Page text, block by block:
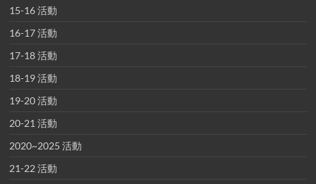
15-16 活動
16-17 活動
17-18 活動
18-19 活動
19-20 活動
20-21 活動
2020~2025 活動
21-22 活動